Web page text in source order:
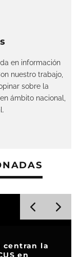
en información
nuestro trabajo,
sobre la
ámbito nacional,
centran la
en